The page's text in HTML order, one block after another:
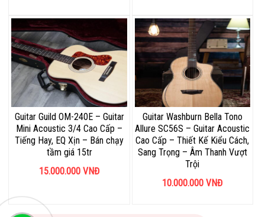
Guitar Guild OM-240E – Guitar
Mini Acoustic 3/4 Cao Cấp –
Tiếng Hay, EQ Xịn – Bán chạy
tầm giá 15tr
15.000.000 VNĐ
Guitar Washburn Bella Tono
Allure SC56S – Guitar Acoustic
Cao Cấp – Thiết Kế Kiểu Cách,
Sang Trọng – Âm Thanh Vượt
Trội
10.000.000 VNĐ